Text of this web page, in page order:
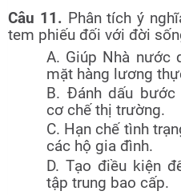
Câu 11. Phân tích ý
tem phiếu đối với đời
A. Giúp Nhà nước
mặt hàng lương
B. Đánh dấu bước
cơ chế thị trường.
C. Hạn chế tình
các hộ gia đình.
D. Tạo điều kiện
tập trung bao cấp.